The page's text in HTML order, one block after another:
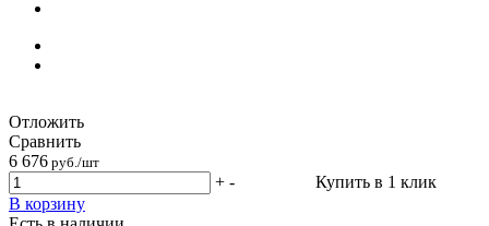
Отложить
Сравнить
6 676 руб./шт
+ -
В корзину
Купить в 1 клик